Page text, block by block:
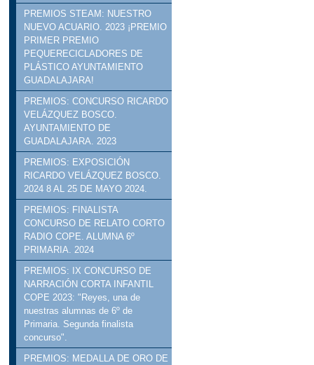
PREMIOS STEAM: NUESTRO
NUEVO ACUARIO. 2023 ¡PREMIO
PRIMER PREMIO
PEQUERECICLADORES DE
PLÁSTICO AYUNTAMIENTO
GUADALAJARA!
PREMIOS: CONCURSO RICARDO
VELÁZQUEZ BOSCO.
AYUNTAMIENTO DE
GUADALAJARA. 2023
PREMIOS: EXPOSICIÓN
RICARDO VELÁZQUEZ BOSCO.
2024 8 AL 25 DE MAYO 2024.
PREMIOS: FINALISTA
CONCURSO DE RELATO CORTO
RADIO COPE. ALUMNA 6º
PRIMARIA. 2024
PREMIOS: IX CONCURSO DE
NARRACIÓN CORTA INFANTIL
COPE 2023: "Reyes, una de
nuestras alumnas de 6º de
Primaria. Segunda finalista
concurso".
PREMIOS: MEDALLA DE ORO DE